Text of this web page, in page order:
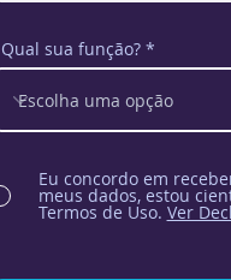
Qual sua função?
Eu concordo em
meus dados, estou
Termos de Uso. Ver